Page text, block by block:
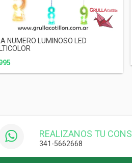
NUMERO LUMINOSO LED
REALIZANOS TU
341-5662668